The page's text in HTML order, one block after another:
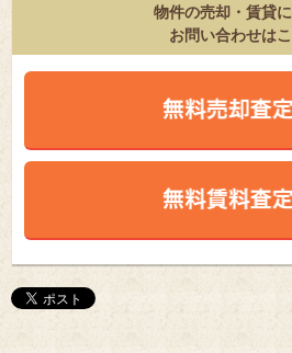
物件の売却・賃貸
お問い合わせは